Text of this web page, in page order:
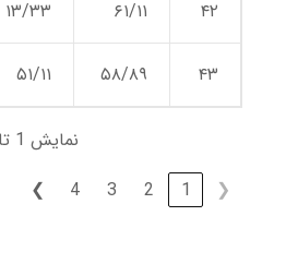
۴۲ ۶۱/۱۱ ۱۳/۳۳
۴۳ ۵۸/۸۹ ۵۱/۱۱
نمایش 1 تا 20 از مجموع 61 مورد
❮
1
2
3
4
❯